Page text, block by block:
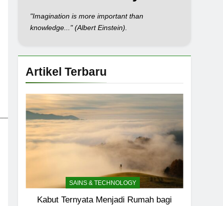
"Imagination is more important than
knowledge..." (Albert Einstein).
Artikel Terbaru
SAINS & TECHNOLOGY
Kabut Ternyata Menjadi Rumah bagi